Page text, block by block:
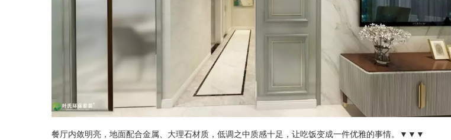
餐厅内敛明亮，地面配合金属、大理石材质，低调之中质感十足，让吃饭变成一件优雅的事情。▼▼▼